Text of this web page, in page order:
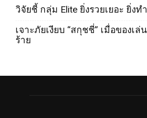
วิจัยชี้ กลุ่ม Elite ยิ่งรวยเยอะ ยิ่งท
เจาะภัยเงียบ “สกุชชี่” เมื่อของเล่
ร้าย